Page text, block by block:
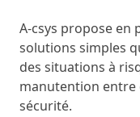
A-csys propose en
solutions simples
des situations à
manutention entre
sécurité.